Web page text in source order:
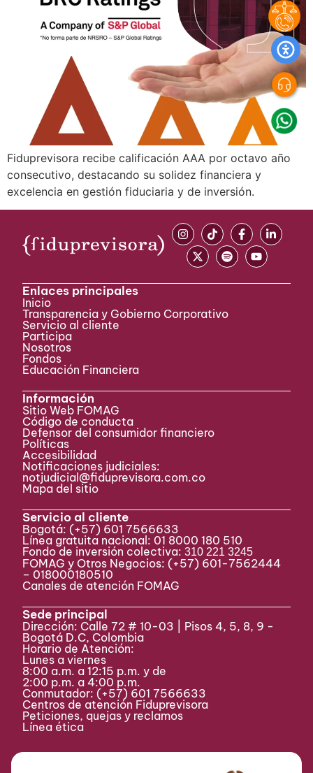
Fiduprevisora recibe calificación AAA por octavo año
consecutivo, destacando su solidez financiera y
excelencia en gestión fiduciaria y de inversión.
Enlaces principales
Inicio
Transparencia y Gobierno Corporativo
Servicio al cliente
Participa ​
Nosotros
Fondos
Educación Financiera
Información
Sitio Web FOMAG
Código de conducta
Defensor del consumidor financiero
Políticas
Accesibilidad
Notificaciones judiciales:
notjudicial@fiduprevisora.com.co
Mapa del sitio
Servicio al cliente
Bogotá: (+57) 601 7566633
Línea gratuita nacional: 01 8000 180 510
Fondo de inversión colectiva:310 221 3245
FOMAG y Otros Negocios: (+57) 601-7562444
– 018000180510
Canales de atención FOMAG
Sede principal
Dirección: Calle 72 # 10-03 | Pisos 4, 5, 8, 9 -
Bogotá D.C, Colombia
Horario de Atención:
Lunes a viernes
8:00 a.m. a 12:15 p.m. y de
2:00 p.m. a 4:00 p.m.
Conmutador: (+57) 601 7566633
Centros de atención Fiduprevisora
Peticiones, quejas y reclamos
Línea ética